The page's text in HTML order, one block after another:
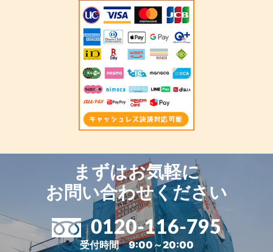
まずはお気軽に
お問い合わせください
0120-116-795
受付時間 9:00～20:00